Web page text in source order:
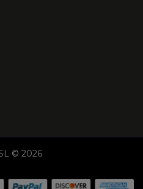
© 2026